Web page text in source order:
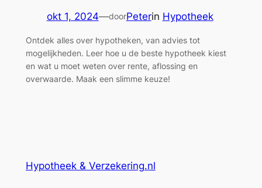
okt 1, 2024—doorPeterin Hypotheek
Ontdek alles over hypotheken, van advies tot
mogelijkheden. Leer hoe u de beste hypotheek kiest
en wat u moet weten over rente, aflossing en
overwaarde. Maak een slimme keuze!
Hypotheek & Verzekering.nl